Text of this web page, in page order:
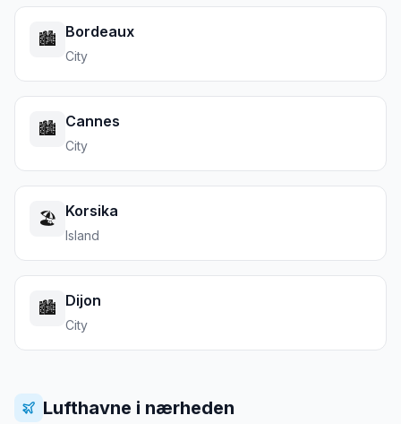
🏙️ Bordeaux
City
🏙️ Cannes
City
🏖️ Korsika
Island
🏙️ Dijon
City
Lufthavne i nærheden